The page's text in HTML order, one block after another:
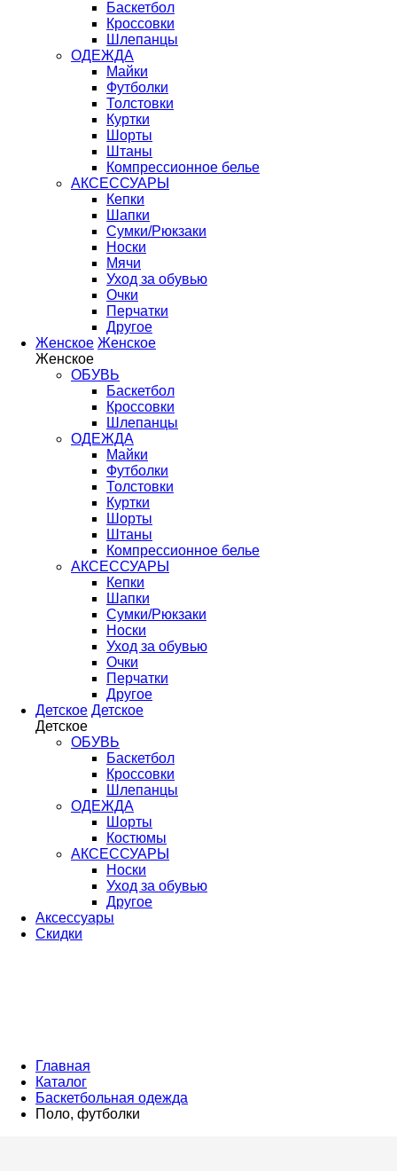
Баскетбол
Кроссовки
Шлепанцы
ОДЕЖДА
Майки
Футболки
Толстовки
Куртки
Шорты
Штаны
Компрессионное белье
АКСЕССУАРЫ
Кепки
Шапки
Сумки/Рюкзаки
Носки
Мячи
Уход за обувью
Очки
Перчатки
Другое
Женское Женское
Женское
ОБУВЬ
Баскетбол
Кроссовки
Шлепанцы
ОДЕЖДА
Майки
Футболки
Толстовки
Куртки
Шорты
Штаны
Компрессионное белье
АКСЕССУАРЫ
Кепки
Шапки
Сумки/Рюкзаки
Носки
Уход за обувью
Очки
Перчатки
Другое
Детское Детское
Детское
ОБУВЬ
Баскетбол
Кроссовки
Шлепанцы
ОДЕЖДА
Шорты
Костюмы
АКСЕССУАРЫ
Носки
Уход за обувью
Другое
Аксессуары
Скидки
Главная
Каталог
Баскетбольная одежда
Поло, футболки